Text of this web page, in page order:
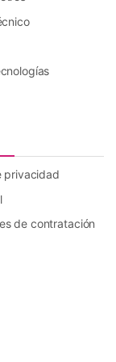
privacidad
de contratación